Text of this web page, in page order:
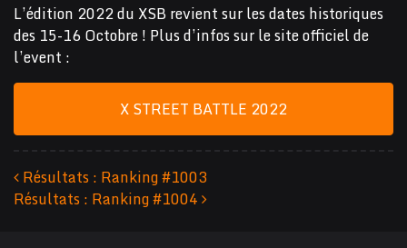
L’édition 2022 du XSB revient sur les dates historiques
des 15-16 Octobre ! Plus d’infos sur le site officiel de
l’event :
X STREET BATTLE 2022
Navigation des articles
Résultats : Ranking #1003
Résultats : Ranking #1004